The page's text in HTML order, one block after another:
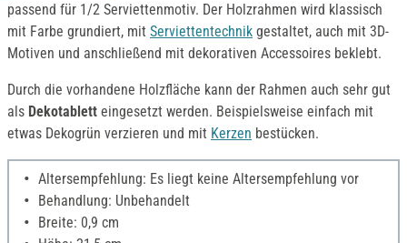
passend für 1/2 Serviettenmotiv. Der Holzrahmen wird klassisch
mit Farbe grundiert, mit Serviettentechnik gestaltet, auch mit 3D-
Motiven und anschließend mit dekorativen Accessoires beklebt.
Durch die vorhandene Holzfläche kann der Rahmen auch sehr gut
als Dekotablett eingesetzt werden. Beispielsweise einfach mit
etwas Dekogrün verzieren und mit Kerzen bestücken.
Altersempfehlung: Es liegt keine Altersempfehlung vor
Behandlung: Unbehandelt
Breite: 0,9 cm